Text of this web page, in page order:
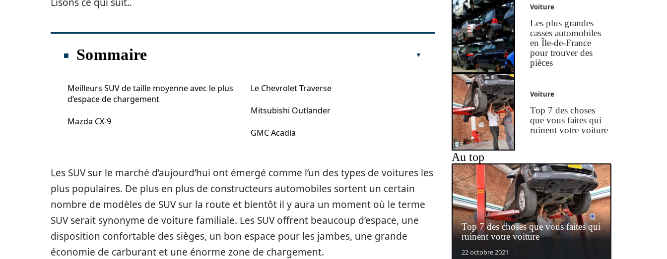
Sommaire
Meilleurs SUV de taille moyenne avec le plus
d’espace de chargement
Mazda CX-9
Le Chevrolet Traverse
Mitsubishi Outlander
GMC Acadia
Les SUV sur le marché d’aujourd’hui ont émergé comme l’un des types de voitures les
plus populaires. De plus en plus de constructeurs automobiles sortent un certain
nombre de modèles de SUV sur la route et bientôt il y aura un moment où le terme
SUV serait synonyme de voiture familiale. Les SUV offrent beaucoup d’espace, une
disposition confortable des sièges, un bon espace pour les jambes, une grande
économie de carburant et une énorme zone de chargement.
Voiture
Les plus grandes
casses automobiles
en Île-de-France
pour trouver des
pièces
Voiture
Top 7 des choses
que vous faites qui
ruinent votre voiture
Au top
Top 7 des choses que vous faites qui
ruinent votre voiture
22 octobre 2021